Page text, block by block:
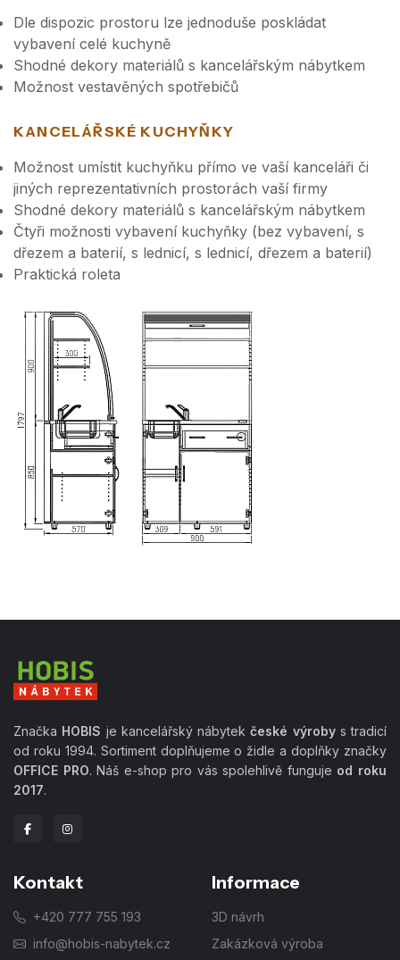
Dle dispozic prostoru lze jednoduše poskládat
vybavení celé kuchyně
Shodné dekory materiálů s kancelářským nábytkem
Možnost vestavěných spotřebičů
KANCELÁŘSKÉ KUCHYŇKY
Možnost umístit kuchyňku přímo ve vaší kanceláři či
jiných reprezentativních prostorách vaší firmy
Shodné dekory materiálů s kancelářským nábytkem
Čtyři možnosti vybavení kuchyňky (bez vybavení, s
dřezem a baterií, s lednicí, s lednicí, dřezem a baterií)
Praktická roleta
Značka HOBIS je kancelářský nábytekčeské výrobys tradicí
od roku 1994. Sortiment doplňujeme o židle a doplňky značky
OFFICE PRO. Náš e-shop pro vás spolehlivě funguje od roku
2017.
Kontakt
+420 777 755 193
info@hobis-nabytek.cz
Informace
3D návrh
Zakázková výroba